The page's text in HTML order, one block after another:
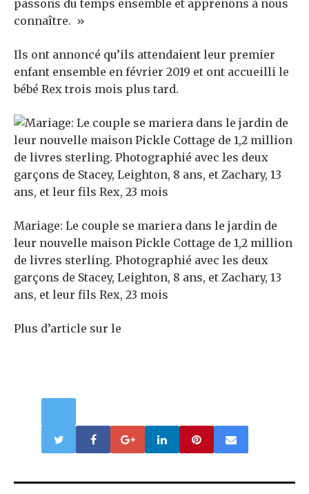
passons du temps ensemble et apprenons à nous
connaître. »
Ils ont annoncé qu’ils attendaient leur premier
enfant ensemble en février 2019 et ont accueilli le
bébé Rex trois mois plus tard.
Mariage: Le couple se mariera dans le jardin de
leur nouvelle maison Pickle Cottage de 1,2 million
de livres sterling. Photographié avec les deux
garçons de Stacey, Leighton, 8 ans, et Zachary, 13
ans, et leur fils Rex, 23 mois
Plus d’article sur le